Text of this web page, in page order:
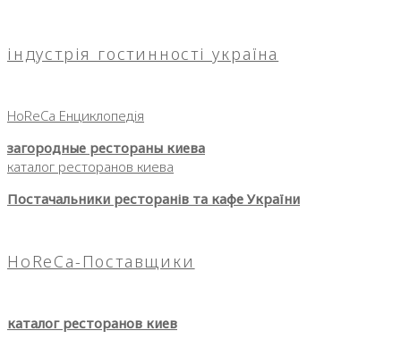
індустрія гостинності україна
HoReCa Енциклопедія
загородные рестораны киева
каталог ресторанов киева
Постачальники ресторанів та кафе України
HoReCa-Поставщики
каталог ресторанов киев